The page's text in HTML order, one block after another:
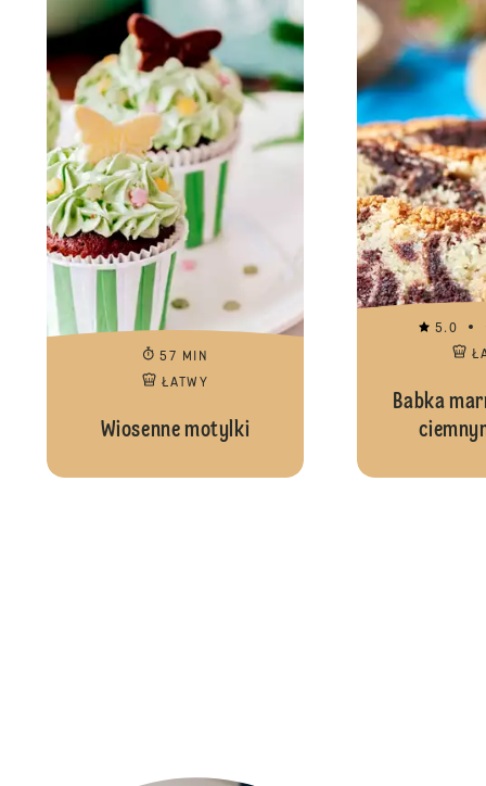
57 MIN
ŁATWY
Wiosenne motylki
5.0
Babka